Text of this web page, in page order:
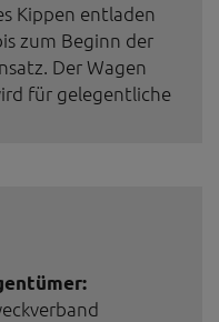
Kippen entladen
zum Beginn der
Der Wagen
für gelegentliche